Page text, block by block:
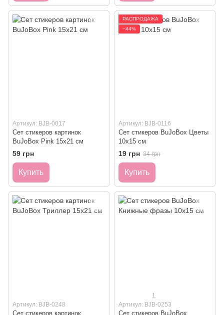
Артикул: BJB-0017
Сет стикеров картинок
BuJoBox Pink 15х21 см
59 грн
Купить
РАСПРОДАЖА
−44%
Артикул: BJB-0116
Сет стикеров BuJoBox Цветы
10х15 см
19 грн 34 грн
Купить
Артикул: BJB-0248
Сет стикеров картинок
1
Артикул: BJB-0253
Сет стикеров BuJoBox